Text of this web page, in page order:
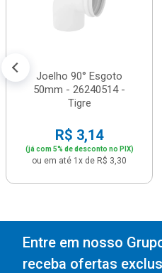
Joelho 90° Esgoto
50mm - 26240514 -
Tigre
R$ 3,14
(já com 5% de desconto no PIX)
ou em até 1x de R$ 3,30
Entre em nosso
receba ofertas